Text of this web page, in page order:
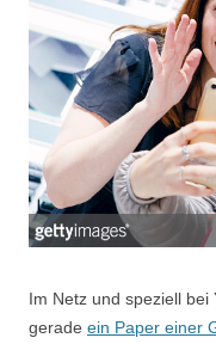
Im Netz und speziell
gerade ein Paper einer